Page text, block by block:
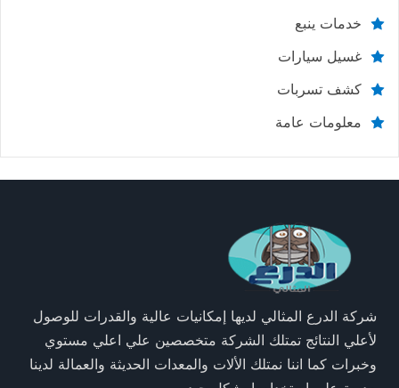
خدمات ينبع
غسيل سيارات
كشف تسربات
معلومات عامة
شركة الدرع المثالي لديها إمكانيات عالية والقدرات للوصول
لأعلي النتائج تمتلك الشركة متخصصين علي اعلي مستوي
وخبرات كما اننا نمتلك الألات والمعدات الحديثة والعمالة لدينا